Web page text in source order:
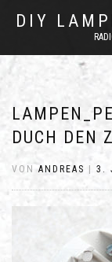
DIY
DUCH DEN
VONANDREAS 3.